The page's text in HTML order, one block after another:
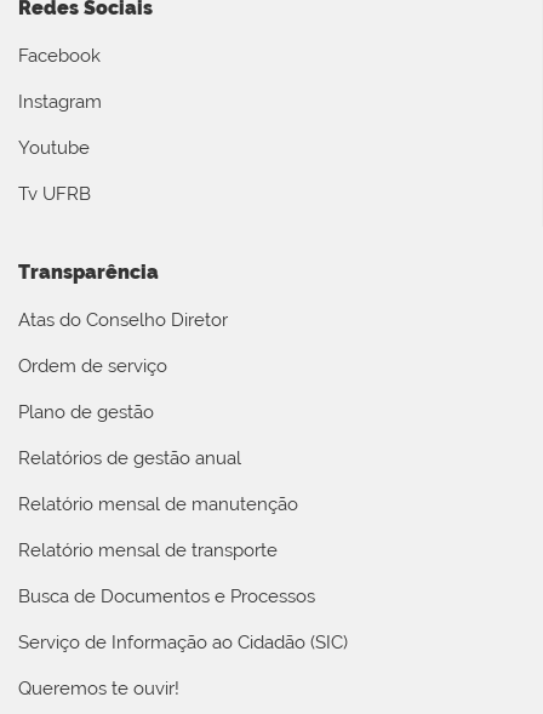
Redes Sociais
Facebook
Instagram
Youtube
Tv UFRB
Transparência
Atas do Conselho Diretor
Ordem de serviço
Plano de gestão
Relatórios de gestão anual
Relatório mensal de manutenção
Relatório mensal de transporte
Busca de Documentos e Processos
Serviço de Informação ao Cidadão (SIC)
Queremos te ouvir!